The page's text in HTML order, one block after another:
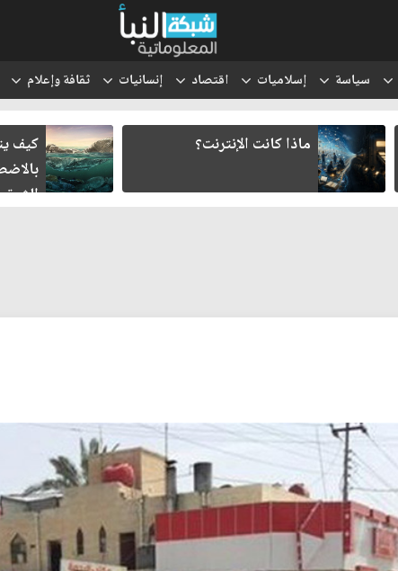
سياسة إسلاميات اقتصاد إنسانيات ثقافة وإعلام
ماذا كانت الإنترنت؟
كيف يتأثر
الشرق